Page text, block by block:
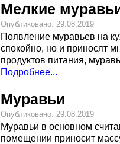
Мелкие
Опубликовано: 29.08.2019
Появление муравьев на
спокойно, но и приносят
продуктов питания,
Подробнее...
Муравьи
Опубликовано: 29.08.2019
Муравьи в основном
помещении приносит